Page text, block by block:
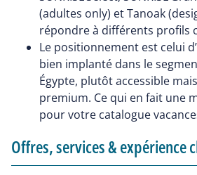
(adultes only) et Tanoak
répondre à différents profils
Le positionnement est celui
bien implanté dans le
Égypte, plutôt accessible
premium. Ce qui en fait une
pour votre catalogue
Offres, services & expérience